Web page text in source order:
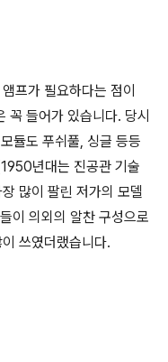
프가 필요하다는 점이
꼭 들어가 있습니다. 당시
듈도 푸쉬풀, 싱글 등등
년대는 진공관 기술
많이 팔린 저가의 모델
이 의외의 알찬 구성으로
쓰였더랬습니다.